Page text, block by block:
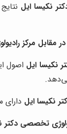
نکیسا ایل
مرکز
نکیسا ایل اصول
نکیسا ایل دارای
تخصصی دکتر